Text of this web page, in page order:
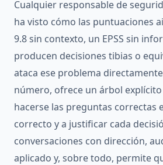
Cualquier responsable de
ha visto cómo las puntuaciones
9.8 sin contexto, un EPSS sin
producen decisiones tibias o
ataca ese problema
número, ofrece un árbol
hacerse las preguntas correctas
correcto y a justificar cada
conversaciones con dirección,
aplicado y, sobre todo, permite